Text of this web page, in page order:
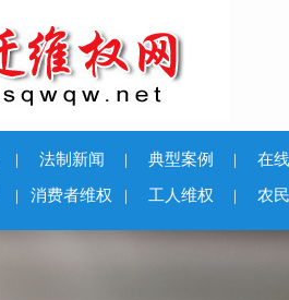
| 法制新闻 | 典型案例 | 在
| 消费者维权 | 工人维权 | 农